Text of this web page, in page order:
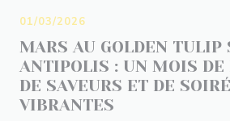
MARS AU GOLDEN TULIP
ANTIPOLIS : UN MOIS DE
DE SAVEURS ET DE
VIBRANTES
01/03/2026